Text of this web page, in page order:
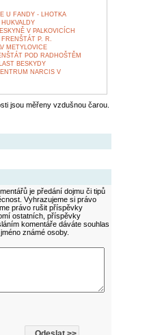
U FANDY - LHOTKA
V PALKOVICÍCH
P. R.
METYLOVICE
POD RADHOŠTĚM
BESKYDY
NARCIS V
jsou měřeny vzdušnou čarou.
je předání dojmu či tipů
Vyhrazujeme si právo
právo rušit příspěvky
ostatních, příspěvky
komentáře dáváte souhlas
známé osoby.